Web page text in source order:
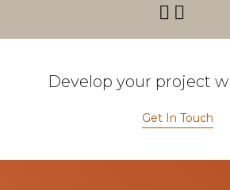
Develop your project
Get In Touch